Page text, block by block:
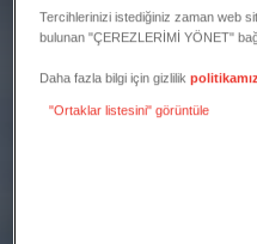
Tercihlerinizi istediğiniz zaman web
bulunan "ÇEREZLERİMİ YÖNET"
Daha fazla bilgi için gizlilik
"Ortaklar listesini" görüntüle